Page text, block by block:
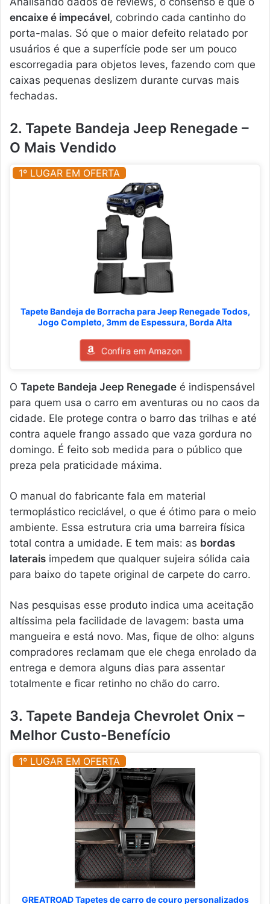
encaixe é impecável, cobrindo cada cantinho do
porta-malas. Só que o maior defeito relatado por
usuários é que a superfície pode ser um pouco
escorregadia para objetos leves, fazendo com que
caixas pequenas deslizem durante curvas mais
fechadas.
2. Tapete Bandeja Jeep Renegade –
O Mais Vendido
1º LUGAR EM OFERTA
Tapete Bandeja de Borracha para Jeep Renegade Todos,
Jogo Completo, 3mm de Espessura, Borda Alta
Confira em Amazon
O Tapete Bandeja Jeep Renegade é indispensável
para quem usa o carro em aventuras ou no caos da
cidade. Ele protege contra o barro das trilhas e até
contra aquele frango assado que vaza gordura no
domingo. É feito sob medida para o público que
preza pela praticidade máxima.
O manual do fabricante fala em material
termoplástico reciclável, o que é ótimo para o meio
ambiente. Essa estrutura cria uma barreira física
total contra a umidade. E tem mais: as bordas
laterais impedem que qualquer sujeira sólida caia
para baixo do tapete original de carpete do carro.
Nas pesquisas esse produto indica uma aceitação
altíssima pela facilidade de lavagem: basta uma
mangueira e está novo. Mas, fique de olho: alguns
compradores reclamam que ele chega enrolado da
entrega e demora alguns dias para assentar
totalmente e ficar retinho no chão do carro.
3. Tapete Bandeja Chevrolet Onix –
Melhor Custo-Benefício
1º LUGAR EM OFERTA
GREATROAD Tapetes de carro de couro personalizados